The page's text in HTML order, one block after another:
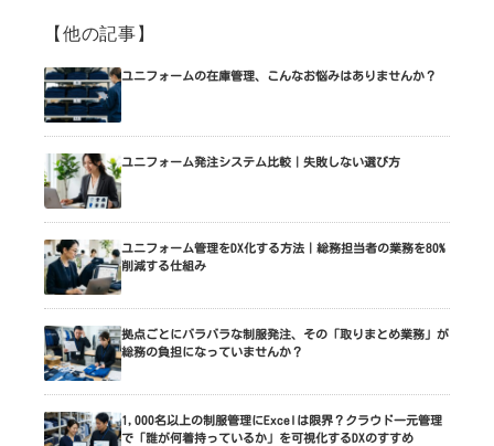
【他の記事】
ユニフォームの在庫管理、こんなお悩みはありませんか？
ユニフォーム発注システム比較｜失敗しない選び方
ユニフォーム管理をDX化する方法｜総務担当者の業務を80%
削減する仕組み
拠点ごとにバラバラな制服発注、その「取りまとめ業務」が
総務の負担になっていませんか？
1,000名以上の制服管理にExcelは限界？クラウド一元管理
で「誰が何着持っているか」を可視化するDXのすすめ